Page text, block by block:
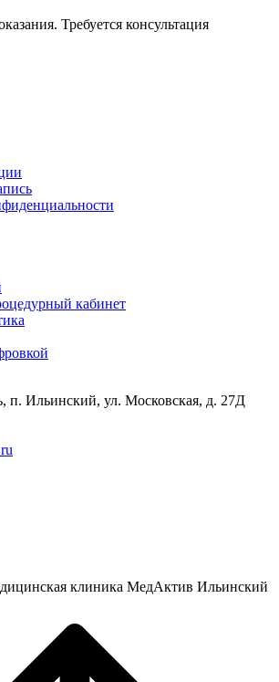
Требуется консультация
кабинет
п. Ильинский, ул. Московская, д. 27Д
клиника МедАктив Ильинский